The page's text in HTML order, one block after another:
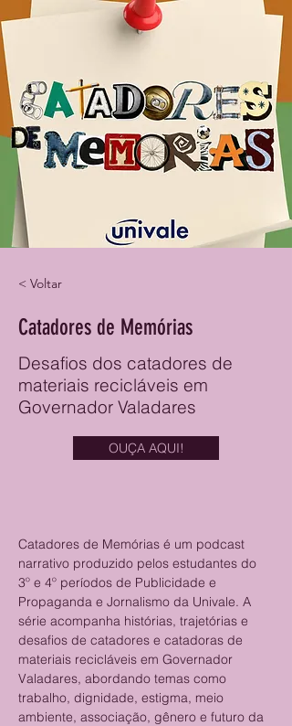
< Voltar
Catadores de Memórias
Desafios dos catadores de
materiais recicláveis em
Governador Valadares
OUÇA AQUI!
Catadores de Memórias é um podcast
narrativo produzido pelos estudantes do
3º e 4º períodos de Publicidade e
Propaganda e Jornalismo da Univale. A
série acompanha histórias, trajetórias e
desafios de catadores e catadoras de
materiais recicláveis em Governador
Valadares, abordando temas como
trabalho, dignidade, estigma, meio
ambiente, associação, gênero e futuro da